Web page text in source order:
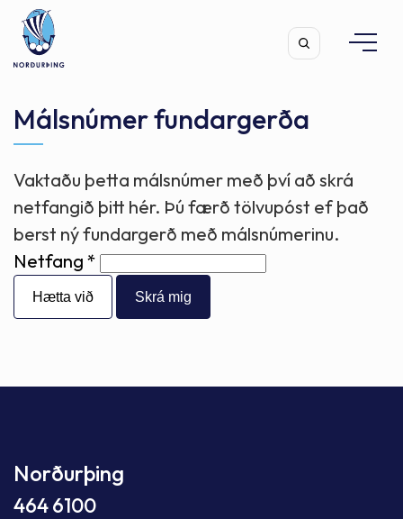
Leita
Málsnúmer fundargerða
Vaktaðu þetta málsnúmer með því að skrá
netfangið þitt hér. Þú færð tölvupóst ef það
berst ný fundargerð með málsnúmerinu.
Netfang
Hætta við
Norðurþing
464 6100